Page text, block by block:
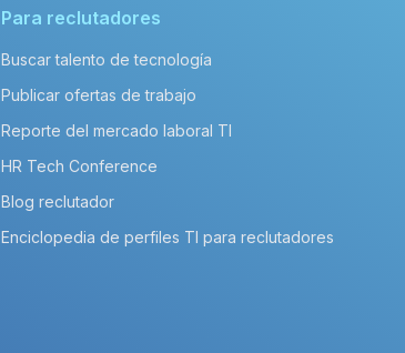
Para reclutadores
Buscar talento de tecnología
Publicar ofertas de trabajo
Reporte del mercado laboral TI
HR Tech Conference
Blog reclutador
Enciclopedia de perfiles TI para reclutadores